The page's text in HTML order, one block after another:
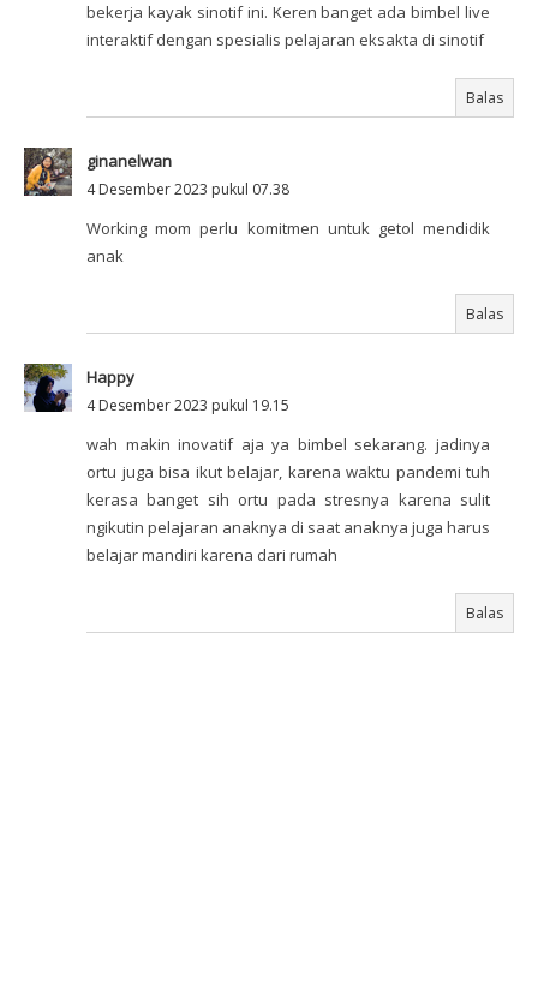
bekerja kayak sinotif ini. Keren banget ada bimbel live
interaktif dengan spesialis pelajaran eksakta di sinotif
Balas
ginanelwan
4 Desember 2023 pukul 07.38
Working mom perlu komitmen untuk getol mendidik
anak
Balas
Happy
4 Desember 2023 pukul 19.15
wah makin inovatif aja ya bimbel sekarang. jadinya
ortu juga bisa ikut belajar, karena waktu pandemi tuh
kerasa banget sih ortu pada stresnya karena sulit
ngikutin pelajaran anaknya di saat anaknya juga harus
belajar mandiri karena dari rumah
Balas